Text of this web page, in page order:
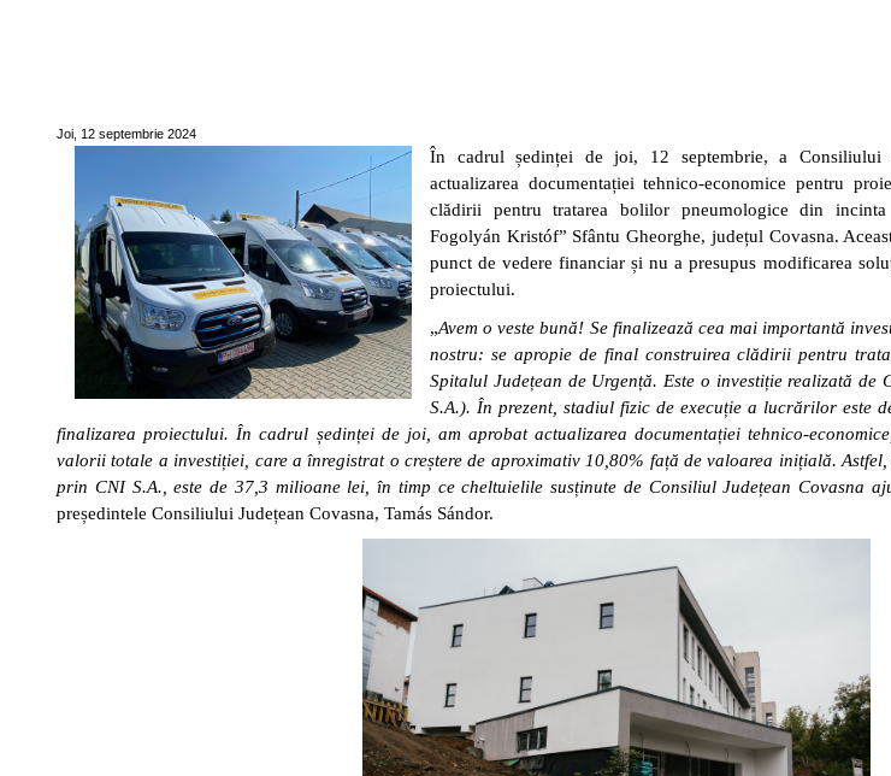
Joi, 12 septembrie 2024
În cadrul ședinței de joi, 12 septembrie, a Consiliului
actualizarea documentației tehnico-economice pentru
clădirii pentru tratarea bolilor pneumologice din
Fogolyán Kristóf” Sfântu Gheorghe, județul Covasna.
punct de vedere financiar și nu a presupus modificarea
proiectului.
„Avem o veste bună! Se finalizează cea mai importantă
nostru: se apropie de final construirea clădirii pentru
Spitalul Județean de Urgență. Este o investiție realizată
S.A.). În prezent, stadiul fizic de execuție a lucrărilor este
finalizarea proiectului. În cadrul ședinței de joi, am aprobat actualizarea documentației tehnico-
valorii totale a investiției, care a înregistrat o creștere de aproximativ 10,80% față de valoarea inițială.
prin CNI S.A., este de 37,3 milioane lei, în timp ce cheltuielile susținute de Consiliul Județean Covasna
președintele Consiliului Județean Covasna, Tamás Sándor.